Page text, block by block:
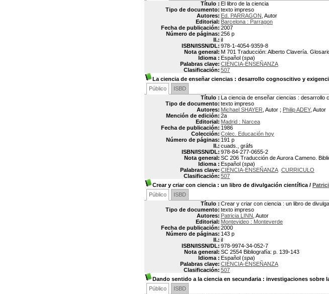
Título : El libro de la ciencia
Tipo de documento: texto impreso
Autores: Ed. PARRAGON , Autor
Editorial: Barcelona : Parragon
Fecha de publicación: 2007
Número de páginas: 256 p
Il.: il
ISBN/ISSN/DL: 978-1-4054-9359-8
Nota general: M 701 Traducción: Alberto Clavería.
Idioma : Español (spa)
Palabras clave: CIENCIA-ENSEÑANZA
Clasificación: 507
La ciencia de enseñar ciencias : desarrollo cognoscitivo y
Público
ISBD
Título : La ciencia de enseñar ciencias : desarrollo
Tipo de documento: texto impreso
Autores: Michael SHAYER , Autor ; Philip ADEY, Autor
Mención de edición: 2a
Editorial: Madrid : Narcea
Fecha de publicación: 1986
Colección: Colec. Educación hoy
Número de páginas: 191 p
Il.: cuads., gráfs
ISBN/ISSN/DL: 978-84-277-0655-2
Nota general: SC 206 Traducción de Aurora Cameno.
Idioma : Español (spa)
Palabras clave: CIENCIA-ENSEÑANZA CURRICULO
Clasificación: 507
Crear y criar con ciencia : un libro de divulgación científica /
Público
ISBD
Título : Crear y criar con ciencia : un libro de
Tipo de documento: texto impreso
Autores: Patricia LINN , Autor
Editorial: Montevideo : Monteverde
Fecha de publicación: 2000
Número de páginas: 143 p
Il.: il
ISBN/ISSN/DL: 978-9974-34-052-7
Nota general: SC 2554 Bibliografía: p. 139-143
Idioma : Español (spa)
Palabras clave: CIENCIA-ENSEÑANZA
Clasificación: 507
Dando sentido a la ciencia en secundaria : investigaciones sobre
Público
ISBD